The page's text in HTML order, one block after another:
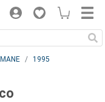
1995